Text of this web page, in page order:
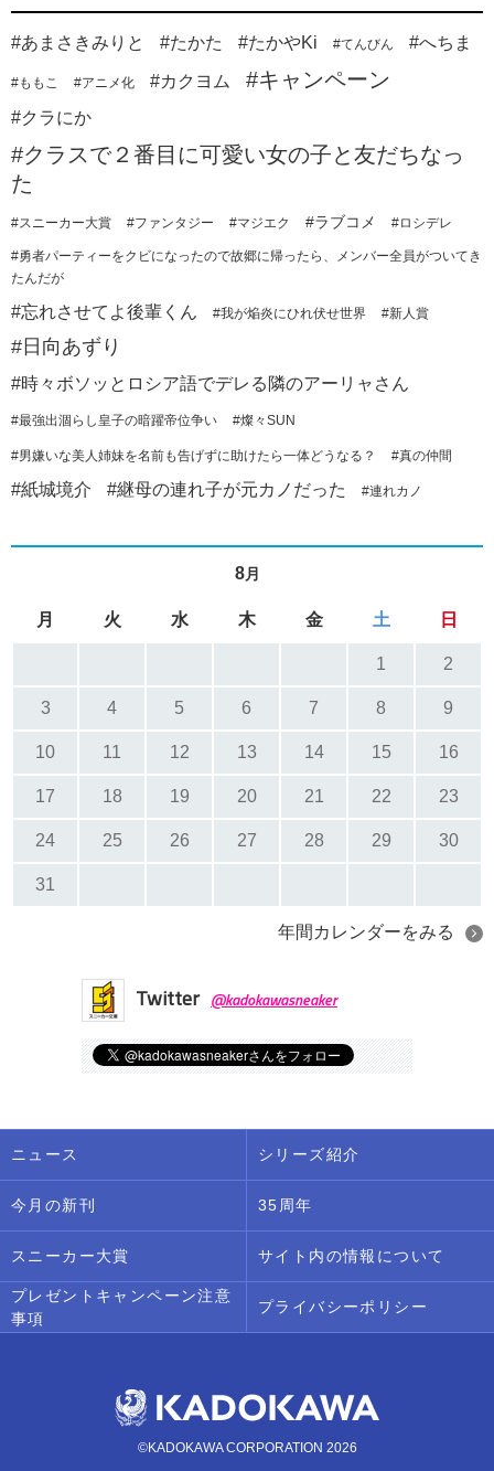
#あまさきみりと #たかた #たかやKi #てんびん #へちま
#ももこ #アニメ化 #カクヨム #キャンペーン
#クラにか
#クラスで２番目に可愛い女の子と友だちなっ
た
#スニーカー大賞 #ファンタジー #マジエク #ラブコメ #ロシデレ
#勇者パーティーをクビになったので故郷に帰ったら、メンバー全員がついてき
たんだが
#忘れさせてよ後輩くん #我が焔炎にひれ伏せ世界 #新人賞
#日向あずり
#時々ボソッとロシア語でデレる隣のアーリャさん
#最強出涸らし皇子の暗躍帝位争い #燦々SUN
#男嫌いな美人姉妹を名前も告げずに助けたら一体どうなる？ #真の仲間
#紙城境介 #継母の連れ子が元カノだった #連れカノ
8月
月 火 水 木 金 土 日
1 2
3 4 5 6 7 8 9
10 11 12 13 14 15 16
17 18 19 20 21 22 23
24 25 26 27 28 29 30
31
年間カレンダーをみる
Twitter @kadokawasneaker
ニュース シリーズ紹介
今月の新刊 35周年
スニーカー大賞 サイト内の情報について
プレゼントキャンペーン注意
事項
プライバシーポリシー
©KADOKAWA CORPORATION 2026